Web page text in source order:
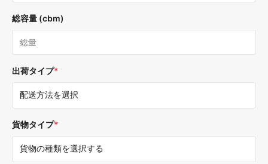
総容量 (cbm)
出荷タイプ*
貨物タイプ*